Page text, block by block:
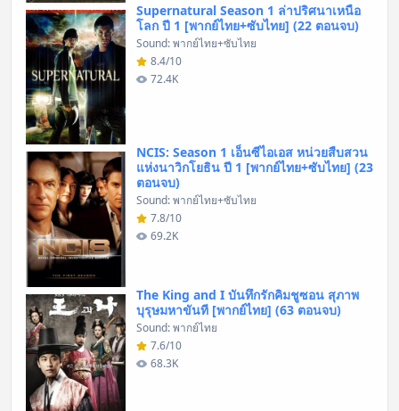
Supernatural Season 1 ล่าปริศนาเหนือ
โลก ปี 1 [พากย์ไทย+ซับไทย] (22 ตอนจบ)
Sound: พากย์ไทย+ซับไทย
8.4/10
72.4K
NCIS: Season 1 เอ็นซีไอเอส หน่วยสืบสวน
แห่งนาวิกโยธิน ปี 1 [พากย์ไทย+ซับไทย] (23
ตอนจบ)
Sound: พากย์ไทย+ซับไทย
7.8/10
69.2K
The King and I บันทึกรักคิมชูซอน สุภาพ
บุรุษมหาขันที [พากย์ไทย] (63 ตอนจบ)
Sound: พากย์ไทย
7.6/10
68.3K